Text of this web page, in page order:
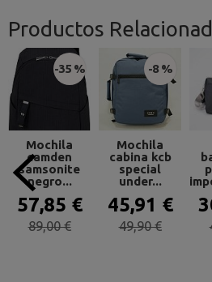
Productos
-35 %
Mochila
camden
samsonite
negro...
57,85 €
89,00 €
-8 %
Mochila
cabina kcb
special
under...
45,91 €
49,90 €